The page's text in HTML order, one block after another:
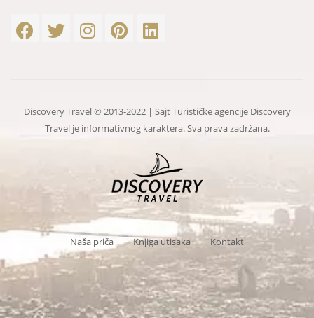
Discovery Travel © 2013-2022 | Sajt Turističke agencije Discovery
Travel je informativnog karaktera. Sva prava zadržana.
Naša priča Knjiga utisaka Kontakt